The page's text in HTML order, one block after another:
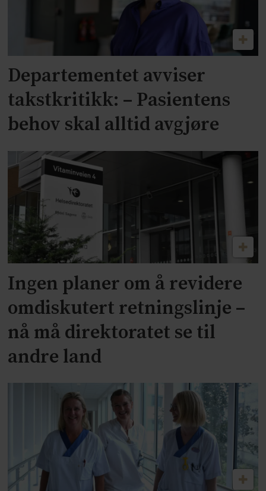
Departementet avviser
takstkritikk: – Pasientens
behov skal alltid avgjøre
Ingen planer om å revidere
omdiskutert retningslinje –
nå må direktoratet se til
andre land